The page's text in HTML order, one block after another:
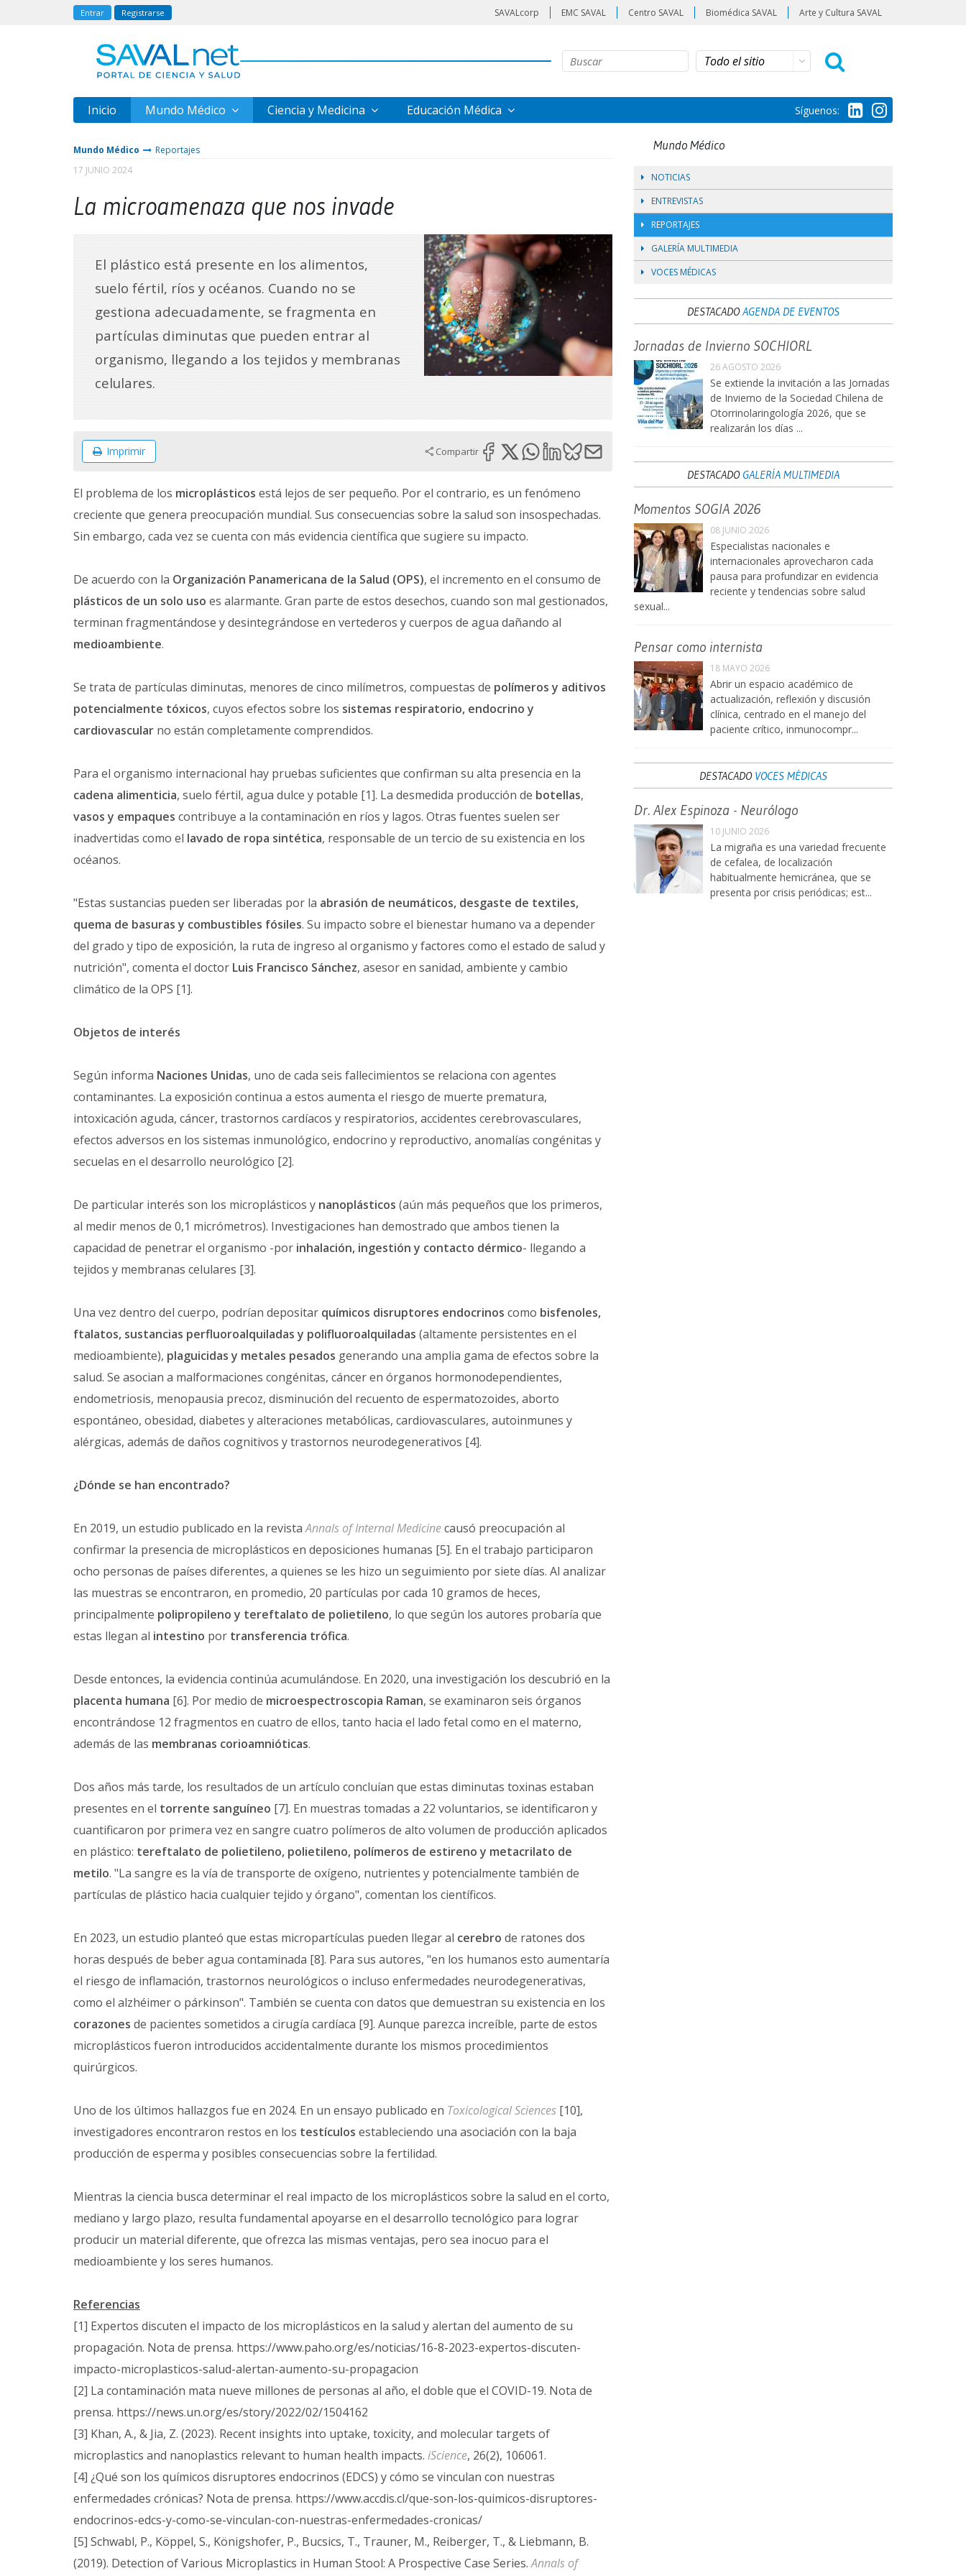
Entrar Registrarse SAVALcorp EMC SAVAL Centro SAVAL Biomédica SAVAL Arte y Cultura SAVAL
Inicio Mundo Médico Ciencia y Medicina Educación Médica Síguenos:
Mundo Médico
Reportajes
17 JUNIO 2024
La microamenaza que nos invade
El plástico está presente en los alimentos,
suelo fértil, ríos y océanos. Cuando no se
gestiona adecuadamente, se fragmenta en
partículas diminutas que pueden entrar al
organismo, llegando a los tejidos y membranas
celulares.
Imprimir Compartir
El problema de los microplásticos está lejos de ser pequeño. Por el contrario, es un fenómeno
creciente que genera preocupación mundial. Sus consecuencias sobre la salud son insospechadas.
Sin embargo, cada vez se cuenta con más evidencia científica que sugiere su impacto.
De acuerdo con la Organización Panamericana de la Salud (OPS), el incremento en el consumo de
plásticos de un solo uso es alarmante. Gran parte de estos desechos, cuando son mal gestionados,
terminan fragmentándose y desintegrándose en vertederos y cuerpos de agua dañando al
medioambiente.
Se trata de partículas diminutas, menores de cinco milímetros, compuestas de polímeros y aditivos
potencialmente tóxicos, cuyos efectos sobre los sistemas respiratorio, endocrino y
cardiovascular no están completamente comprendidos.
Para el organismo internacional hay pruebas suficientes que confirman su alta presencia en la
cadena alimenticia, suelo fértil, agua dulce y potable [1]. La desmedida producción de botellas,
vasos y empaques contribuye a la contaminación en ríos y lagos. Otras fuentes suelen ser
inadvertidas como el lavado de ropa sintética, responsable de un tercio de su existencia en los
océanos.
"Estas sustancias pueden ser liberadas por la abrasión de neumáticos, desgaste de textiles,
quema de basuras y combustibles fósiles. Su impacto sobre el bienestar humano va a depender
del grado y tipo de exposición, la ruta de ingreso al organismo y factores como el estado de salud y
nutrición", comenta el doctor Luis Francisco Sánchez, asesor en sanidad, ambiente y cambio
climático de la OPS [1].
Objetos de interés
Según informa Naciones Unidas, uno de cada seis fallecimientos se relaciona con agentes
contaminantes. La exposición continua a estos aumenta el riesgo de muerte prematura,
intoxicación aguda, cáncer, trastornos cardíacos y respiratorios, accidentes cerebrovasculares,
efectos adversos en los sistemas inmunológico, endocrino y reproductivo, anomalías congénitas y
secuelas en el desarrollo neurológico [2].
De particular interés son los microplásticos y nanoplásticos (aún más pequeños que los primeros,
al medir menos de 0,1 micrómetros). Investigaciones han demostrado que ambos tienen la
capacidad de penetrar el organismo -por inhalación, ingestión y contacto dérmico- llegando a
tejidos y membranas celulares [3].
Una vez dentro del cuerpo, podrían depositar químicos disruptores endocrinos como bisfenoles,
ftalatos, sustancias perfluoroalquiladas y polifluoroalquiladas (altamente persistentes en el
medioambiente), plaguicidas y metales pesados generando una amplia gama de efectos sobre la
salud. Se asocian a malformaciones congénitas, cáncer en órganos hormonodependientes,
endometriosis, menopausia precoz, disminución del recuento de espermatozoides, aborto
espontáneo, obesidad, diabetes y alteraciones metabólicas, cardiovasculares, autoinmunes y
alérgicas, además de daños cognitivos y trastornos neurodegenerativos [4].
¿Dónde se han encontrado?
En 2019, un estudio publicado en la revistaAnnals of Internal Medicinecausó preocupación al
confirmar la presencia de microplásticos en deposiciones humanas [5]. En el trabajo participaron
ocho personas de países diferentes, a quienes se les hizo un seguimiento por siete días. Al analizar
las muestras se encontraron, en promedio, 20 partículas por cada 10 gramos de heces,
principalmente polipropileno y tereftalato de polietileno, lo que según los autores probaría que
estas llegan al intestino por transferencia trófica.
Desde entonces, la evidencia continúa acumulándose. En 2020, una investigación los descubrió en la
placenta humana [6]. Por medio de microespectroscopia Raman, se examinaron seis órganos
encontrándose 12 fragmentos en cuatro de ellos, tanto hacia el lado fetal como en el materno,
además de las membranas corioamnióticas.
Dos años más tarde, los resultados de un artículo concluían que estas diminutas toxinas estaban
presentes en el torrente sanguíneo [7]. En muestras tomadas a 22 voluntarios, se identificaron y
cuantificaron por primera vez en sangre cuatro polímeros de alto volumen de producción aplicados
en plástico: tereftalato de polietileno, polietileno, polímeros de estireno y metacrilato de
metilo. "La sangre es la vía de transporte de oxígeno, nutrientes y potencialmente también de
partículas de plástico hacia cualquier tejido y órgano", comentan los científicos.
En 2023, un estudio planteó que estas micropartículas pueden llegar al cerebro de ratones dos
horas después de beber agua contaminada [8]. Para sus autores, "en los humanos esto aumentaría
el riesgo de inflamación, trastornos neurológicos o incluso enfermedades neurodegenerativas,
como el alzhéimer o párkinson". También se cuenta con datos que demuestran su existencia en los
corazones de pacientes sometidos a cirugía cardíaca [9]. Aunque parezca increíble, parte de estos
microplásticos fueron introducidos accidentalmente durante los mismos procedimientos
quirúrgicos.
Uno de los últimos hallazgos fue en 2024. En un ensayo publicado en Toxicological Sciences [10],
investigadores encontraron restos en los testículos estableciendo una asociación con la baja
producción de esperma y posibles consecuencias sobre la fertilidad.
Mientras la ciencia busca determinar el real impacto de los microplásticos sobre la salud en el corto,
mediano y largo plazo, resulta fundamental apoyarse en el desarrollo tecnológico para lograr
producir un material diferente, que ofrezca las mismas ventajas, pero sea inocuo para el
medioambiente y los seres humanos.
Referencias
[1] Expertos discuten el impacto de los microplásticos en la salud y alertan del aumento de su
propagación. Nota de prensa. https://www.paho.org/es/noticias/16-8-2023-expertos-discuten-
impacto-microplasticos-salud-alertan-aumento-su-propagacion
[2] La contaminación mata nueve millones de personas al año, el doble que el COVID-19. Nota de
prensa. https://news.un.org/es/story/2022/02/1504162
[3] Khan, A., & Jia, Z. (2023). Recent insights into uptake, toxicity, and molecular targets of
microplastics and nanoplastics relevant to human health impacts. iScience, 26(2), 106061.
[4] ¿Qué son los químicos disruptores endocrinos (EDCS) y cómo se vinculan con nuestras
enfermedades crónicas? Nota de prensa. https://www.accdis.cl/que-son-los-quimicos-disruptores-
endocrinos-edcs-y-como-se-vinculan-con-nuestras-enfermedades-cronicas/
[5] Schwabl, P., Köppel, S., Königshofer, P., Bucsics, T., Trauner, M., Reiberger, T., & Liebmann, B.
(2019). Detection of Various Microplastics in Human Stool: A Prospective Case Series.Annals of
Mundo Médico
NOTICIAS
ENTREVISTAS
REPORTAJES
GALERÍA MULTIMEDIA
VOCES MÉDICAS
DESTACADOAGENDA DE EVENTOS
Jornadas de Invierno SOCHIORL
26 AGOSTO 2026
Se extiende la invitación a las Jornadas
de Invierno de la Sociedad Chilena de
Otorrinolaringología 2026, que se
realizarán los días ...
DESTACADO GALERÍA MULTIMEDIA
Momentos SOGIA 2026
08 JUNIO 2026
Especialistas nacionales e
internacionales aprovecharon cada
pausa para profundizar en evidencia
reciente y tendencias sobre salud
sexual...
Pensar como internista
18 MAYO 2026
Abrir un espacio académico de
actualización, reflexión y discusión
clínica, centrado en el manejo del
paciente crítico, inmunocompr...
DESTACADO VOCES MÉDICAS
Dr. Alex Espinoza - Neurólogo
10 JUNIO 2026
La migraña es una variedad frecuente
de cefalea, de localización
habitualmente hemicránea, que se
presenta por crisis periódicas; est...